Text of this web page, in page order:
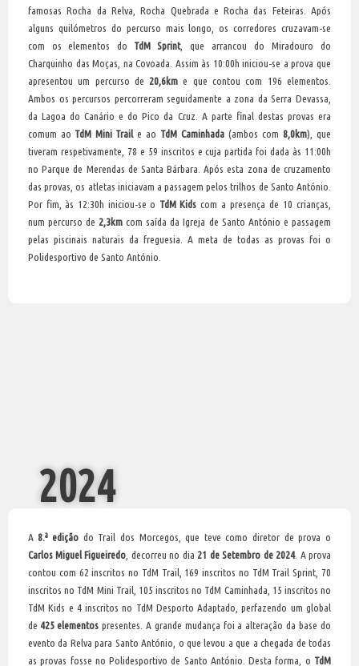
famosas Rocha da Relva, Rocha Quebrada e Rocha das Feteiras. Após
alguns quilómetros do percurso mais longo, os corredores cruzavam-se
com os elementos do TdM Sprint, que arrancou do Miradouro do
Charquinho das Moças, na Covoada. Assim às 10:00h iniciou-se a prova que
apresentou um percurso de 20,6km e que contou com 196 elementos.
Ambos os percursos percorreram seguidamente a zona da Serra Devassa,
da Lagoa do Canário e do Pico da Cruz. A parte final destas provas era
comum ao TdM Mini Traile ao TdM Caminhada (ambos com 8,0km), que
tiveram respetivamente, 78 e 59 inscritos e cuja partida foi dada às 11:00h
no Parque de Merendas de Santa Bárbara. Após esta zona de cruzamento
das provas, os atletas iniciavam a passagem pelos trilhos de Santo António.
Por fim, às 12:30h iniciou-se o TdM Kids com a presença de 10 crianças,
num percurso de 2,3km com saída da Igreja de Santo António e passagem
pelas piscinais naturais da freguesia. A meta de todas as provas foi o
Polidesportivo de Santo António.
2024
A 8.ª edição do Trail dos Morcegos, que teve como diretor de prova o
Carlos Miguel Figueiredo, decorreu no dia 21 de Setembro de 2024. A prova
contou com 62 inscritos no TdM Trail, 169 inscritos no TdM Trail Sprint, 70
inscritos no TdM Mini Trail, 105 inscritos no TdM Caminhada, 15 inscritos no
TdM Kids e 4 inscritos no TdM Desporto Adaptado, perfazendo um global
de 425 elementos presentes. A grande mudança foi a alteração da base do
evento da Relva para Santo António, o que levou a que a chegada de todas
as provas fosse no Polidesportivo de Santo António. Desta forma, o TdM